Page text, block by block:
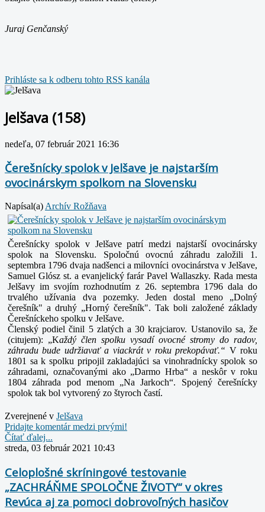
Juraj Genčanský
Prihláste sa k odberu tohto RSS kanála
Jelšava (158)
nedeľa, 07 február 2021 16:36
Čerešnícky spolok v Jelšave je najstarším
ovocinárskym spolkom na Slovensku
Napísal(a) Archív Rožňava
Čerešnícky spolok v Jelšave patrí medzi najstarší ovocinársky
spolok na Slovensku. Spoločnú ovocnú záhradu založili 1.
septembra 1796 dvaja nadšenci a milovníci ovocinárstva v Jelšave,
Samuel Glósz st. a evanjelický farár PavelWallaszky. Rada mesta
Jelšavy im svojím rozhodnutím z 26. septembra 1796 dala do
trvalého užívania dva pozemky. Jeden dostal meno „Dolný
čerešník" a druhý „Horný čerešník". Tak boli založené základy
Čerešníckeho spolku v Jelšave.
Členský podiel činil 5 zlatých a 30 krajciarov. Ustanovilo sa, že
(citujem): „Každý člen spolku vysadí ovocné stromy do radov,
záhradu bude udržiavať a viackrátv roku prekopávať.“ V roku
1801 sa k spolku pripojil zakladajúci sa vinohradnícky spolok so
záhradami, označovanými ako „Darmo Hrba“ a neskôr v roku
1804 záhrada pod menom „Na Jarkoch“. Spojený čerešnícky
spolok tak bol vytvorený zo štyroch častí.
Zverejnené v Jelšava
Pridajte komentár medzi prvými!
Čítať ďalej...
streda, 03 február 2021 10:43
Celoplošné skríningové testovanie
„ZACHRÁŇME SPOLOČNE ŽIVOTY“ v okres
Revúca aj za pomoci dobrovoľných hasičov